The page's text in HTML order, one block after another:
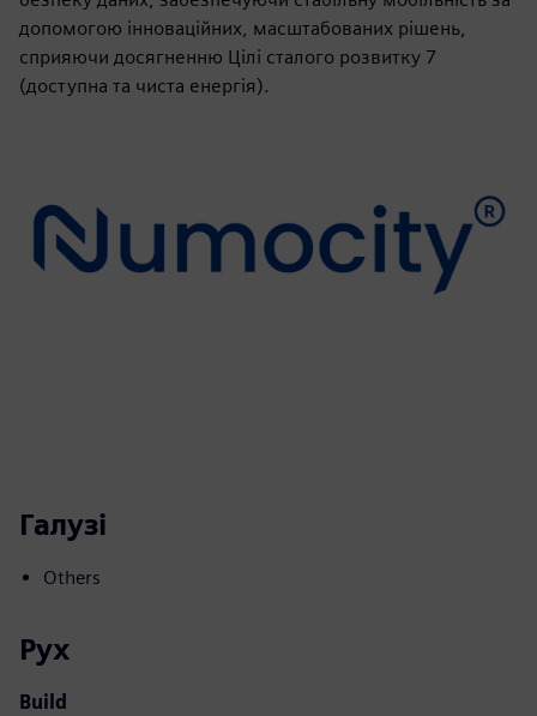
допомогою інноваційних, масштабованих рішень,
сприяючи досягненню Цілі сталого розвитку 7
(доступна та чиста енергія).
Галузі
Others
Рух
Build